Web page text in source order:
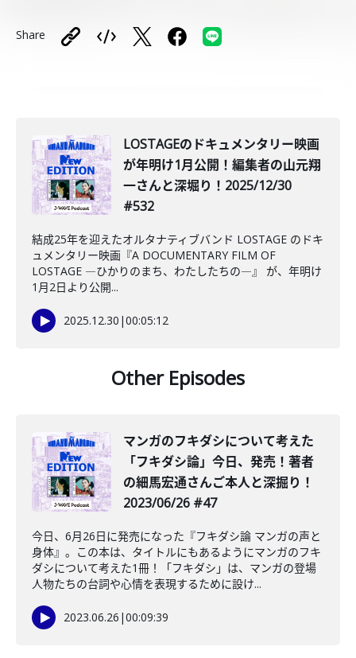
Share
️LOSTAGEのドキュメンタリー映画
が年明け1月公開！編集者の山元翔
一さんと深堀り！2025/12/30
#532
結成25年を迎えたオルタナティブバンド LOSTAGE のドキ
ュメンタリー映画『A DOCUMENTARY FILM OF
LOSTAGE ―ひかりのまち、わたしたちの―』 が、年明け
1月2日より公開...
2025.12.30 |00:05:12
Other Episodes
マンガのフキダシについて考えた
「フキダシ論」今日、発売！著者
の細馬宏通さんご本人と深掘り！
2023/06/26 #47
今日、6月26日に発売になった『フキダシ論 マンガの声と
身体』。この本は、タイトルにもあるようにマンガのフキ
ダシについて考えた1冊！「フキダシ」は、マンガの登場
人物たちの台詞や心情を表現するために設け...
2023.06.26 |00:09:39